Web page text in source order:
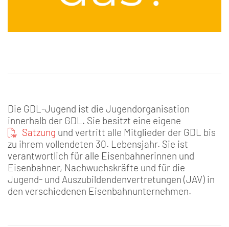
Die GDL-Jugend ist die Jugendorganisation
innerhalb der GDL. Sie besitzt eine eigene
Satzung und vertritt alle Mitglieder der GDL bis
zu ihrem vollendeten 30. Lebensjahr. Sie ist
verantwortlich für alle Eisenbahnerinnen und
Eisenbahner, Nachwuchskräfte und für die
Jugend- und Auszubildendenvertretungen (JAV) in
den verschiedenen Eisenbahnunternehmen.